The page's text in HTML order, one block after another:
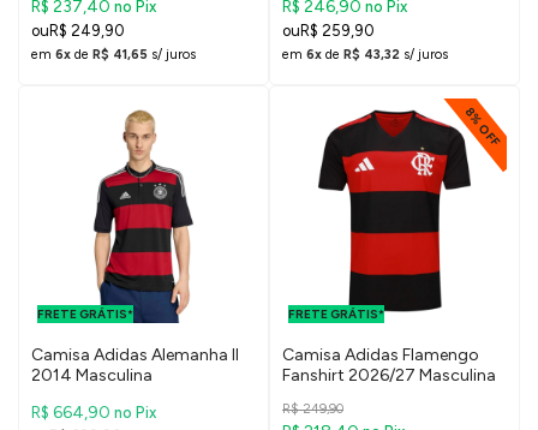
R$ 237,40 no Pix
R$ 249,90
em 6x de R$ 41,65 s/ juros
R$ 246,90 no Pix
R$ 259,90
em 6x de R$ 43,32 s/ juros
FRETE GRÁTIS*
FRETE GRÁTIS
PARA O DF E
SUDESTE
Camisa Adidas Alemanha II
2014 Masculina
R$ 664,90 no Pix
8% OFF
FRETE GRÁTIS*
FRETE GRÁTIS
PARA O DF E
SUDESTE
Camisa Adidas Flamengo
Fanshirt 2026/27 Masculina
R$ 249,90